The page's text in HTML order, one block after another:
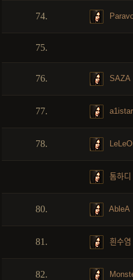
74.
75.
76. SAZA
77. a1istar
78.
톰하디
80. AbleA
81. 흰수염
82.